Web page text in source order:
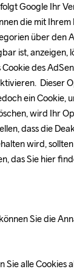
Google Ihr
die mit
über den
ist, anzeigen,
des
Dieser
ein Cookie,
wird Ihr
dass die
wird,
das Sie hier
Sie die
alle Cookies